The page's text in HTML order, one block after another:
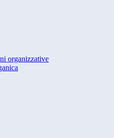
organizzative